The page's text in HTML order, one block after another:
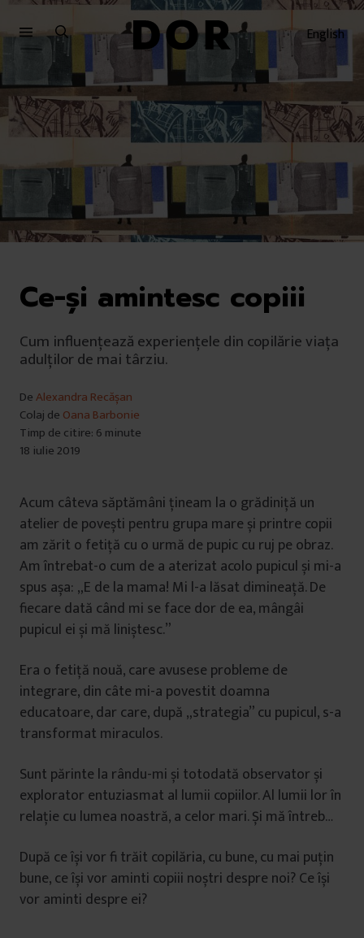
la
la
conținut
English
Ce-și amintesc copiii
Cum influențează experiențele din copilărie viața
adulților de mai târziu.
DeAlexandra Recășan
Colaj de Oana Barbonie
Timp de citire: 6 minute
18 iulie 2019
Acum câteva săptămâni țineam la o grădiniță un
atelier de povești pentru grupa mare și printre copii
am zărit o fetiță cu o urmă de pupic cu ruj pe obraz.
Am întrebat-o cum de a aterizat acolo pupicul și mi-a
spus așa: „E de la mama! Mi l-a lăsat dimineață. De
fiecare dată când mi se face dor de ea, mângâi
pupicul ei și mă liniștesc.”
Era o fetiță nouă, care avusese probleme de
integrare, din câte mi-a povestit doamna
educatoare, dar care, după „strategia” cu pupicul, s-a
transformat miraculos.
Sunt părinte la rându-mi și totodată observator și
explorator entuziasmat al lumii copiilor. Al lumii lor în
relație cu lumea noastră, a celor mari. Și mă întreb…
După ce își vor fi trăit copilăria, cu bune, cu mai puțin
bune, ce își vor aminti copiii noștri despre noi? Ce își
vor aminti despre ei?